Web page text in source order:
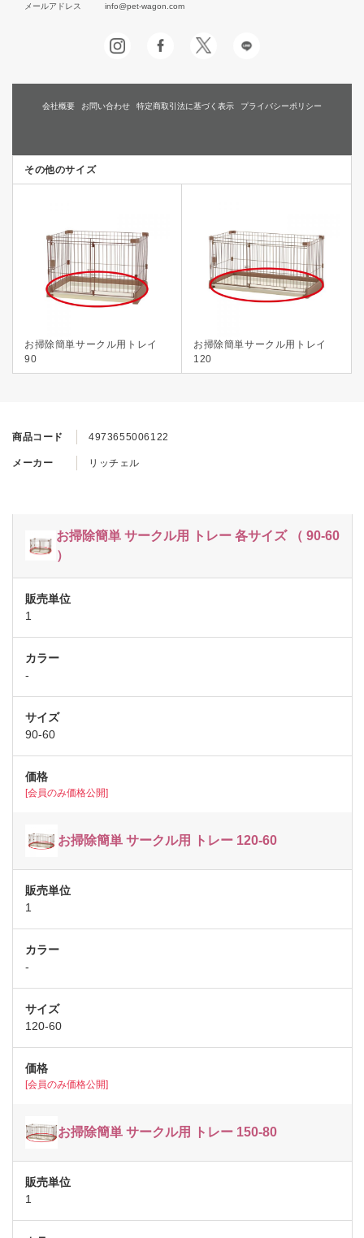
商品コード 4973655006122
メーカー リッチェル
お掃除簡単 サークル用 トレー 各サイズ （ 90-60
）
1
-
90-60
[会員のみ価格公開]
お掃除簡単 サークル用 トレー 120-60
1
-
120-60
[会員のみ価格公開]
お掃除簡単 サークル用 トレー 150-80
1
メールアドレス
info@pet-wagon.com
会社概要 お問い合わせ 特定商取引法に基づく表示 プライバシーポリシー
その他のサイズ
お掃除簡単サークル用トレイ
90
お掃除簡単サークル用トレイ
120